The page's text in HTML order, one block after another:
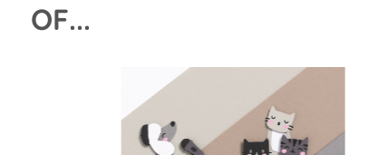
OF...
Ignorer la galerie d'images